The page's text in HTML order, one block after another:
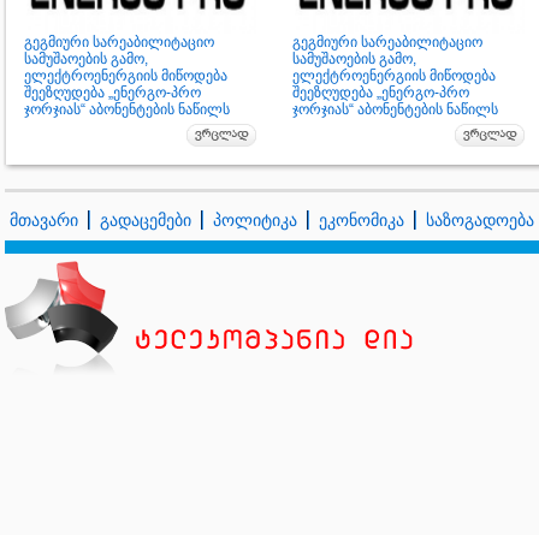
გეგმიური სარეაბილიტაციო
სამუშაოების გამო,
ელექტროენერგიის მიწოდება
შეეზღუდება „ენერგო-პრო
ჯორჯიას“ აბონენტების ნაწილს
გეგმიური სარეაბილიტაციო
სამუშაოების გამო,
ელექტროენერგიის მიწოდება
შეეზღუდება „ენერგო-პრო
ჯორჯიას“ აბონენტების ნაწილს
მთავარი გადაცემები პოლიტიკა ეკონომიკა საზოგადოება